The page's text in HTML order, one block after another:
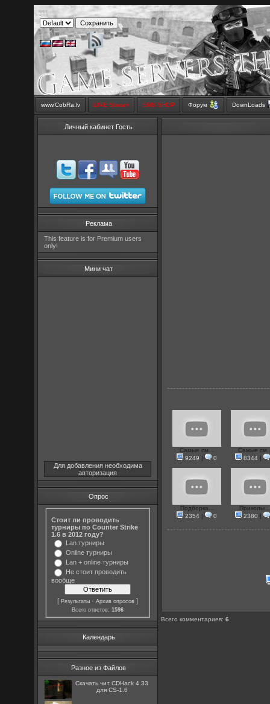
www.CobRa.lv LIVE Stream SMS SHOP Форум DownLoads
Личный кабинет Гость
Реклама
This feature is for Premium users
only!
Мини чат
Для добавления необходима
авторизация
Опрос
Стоит ли проводить
турниры по Counter Strike
1.6 в 2012 году?
Lan турниры
Online турниры
Lan + online турниры
Не стоит проводить
вообще
[Результаты ·Архив опросов ]
Всего ответов:1596
Календарь
Разное из Файлов
Скачать чит CDHack 4.33
для CS-1.6
Самые см...
9249 | 0
Самые
8344 |
Подборка...
2354 | 0
Приколы
2380 |
Всего комментариев:6